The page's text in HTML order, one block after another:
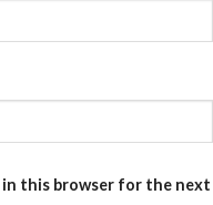
in this browser for the next